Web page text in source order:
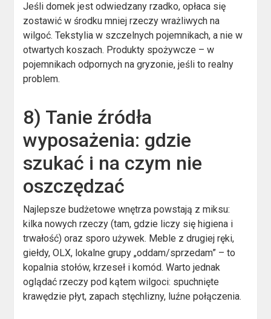
Jeśli domek jest odwiedzany rzadko, opłaca się
zostawić w środku mniej rzeczy wrażliwych na
wilgoć. Tekstylia w szczelnych pojemnikach, a nie w
otwartych koszach. Produkty spożywcze – w
pojemnikach odpornych na gryzonie, jeśli to realny
problem.
8) Tanie źródła
wyposażenia: gdzie
szukać i na czym nie
oszczędzać
Najlepsze budżetowe wnętrza powstają z miksu:
kilka nowych rzeczy (tam, gdzie liczy się higiena i
trwałość) oraz sporo używek. Meble z drugiej ręki,
giełdy, OLX, lokalne grupy „oddam/sprzedam” – to
kopalnia stołów, krzeseł i komód. Warto jednak
oglądać rzeczy pod kątem wilgoci: spuchnięte
krawędzie płyt, zapach stęchlizny, luźne połączenia.